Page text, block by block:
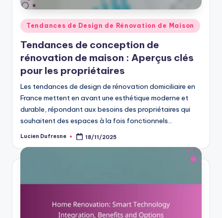
Posted
Tendances de Design de Rénovation de Maison
Tendances de conception de
rénovation de maison : Aperçus clés
pour les propriétaires
Les tendances de design de rénovation domiciliaire en
France mettent en avant une esthétique moderne et
durable, répondant aux besoins des propriétaires qui
souhaitent des espaces à la fois fonctionnels…
Posted
Lucien Dufresne 18/11/2025